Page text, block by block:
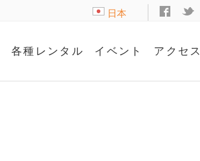
日本
各種レンタル イベント アクセス